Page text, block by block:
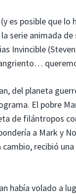
es posible que
serie animada
Invincible
del planeta
El pobre
de filántropos
a Mark y
recibió
había volado a